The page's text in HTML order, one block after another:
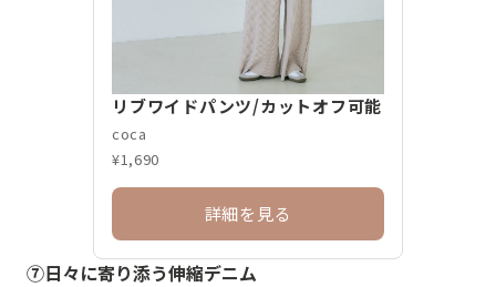
リブワイドパンツ/カットオフ可能
coca
¥1,690
詳細を見る
⑦日々に寄り添う伸縮デニム